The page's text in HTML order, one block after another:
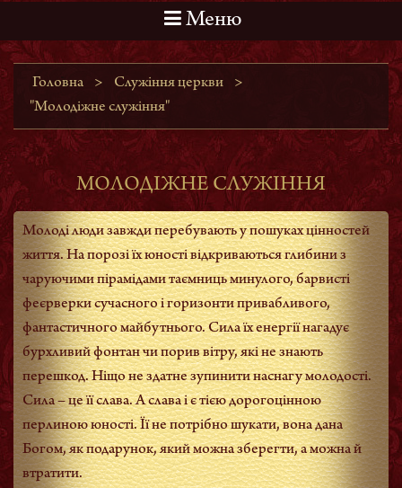
Меню
Головна > Служіння церкви
>
"Молодіжне служіння"
МОЛОДІЖНЕ СЛУЖІННЯ
Молоді люди завжди перебувають у пошуках цінностей
життя. На порозі їх юності відкриваються глибини з
чаруючими пірамідами таємниць минулого, барвисті
феєрверки сучасного і горизонти привабливого,
фантастичного майбутнього. Сила їх енергії нагадує
бурхливий фонтан чи порив вітру, які не знають
перешкод. Ніщо не здатне зупинити наснагу молодості.
Сила – це її слава. А слава і є тією дорогоцінною
перлиною юності. Її не потрібно шукати, вона дана
Богом, як подарунок, який можна зберегти, а можна й
втратити.